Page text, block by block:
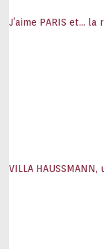
J’aime PARIS et…
VILLA